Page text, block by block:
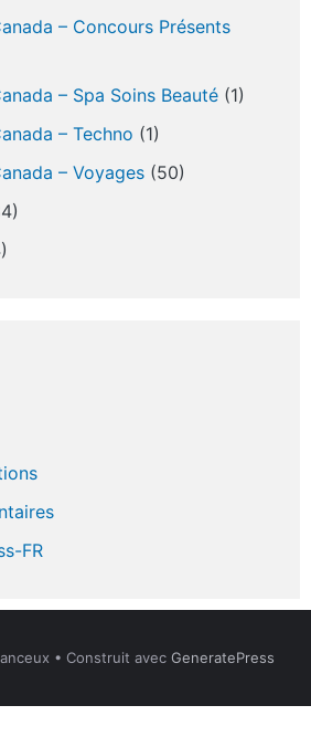
– Concours Présents
– Spa Soins Beauté (1)
– Techno (1)
– Voyages (50)
FR
• Construit avec GeneratePress